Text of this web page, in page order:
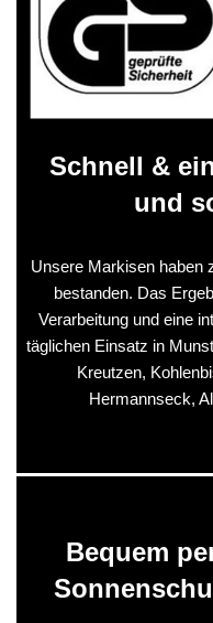
Schnell &
und
Unsere Markisen haben
bestanden. Das
Verarbeitung und eine
täglichen Einsatz in
Kreutzen,
Hermannseck,
Bequem